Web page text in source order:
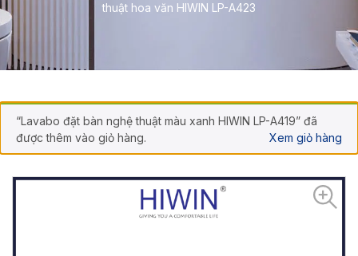
thuật hoa văn HIWIN LP-A423
“Lavabo đặt bàn nghệ thuật màu xanh HIWIN LP-A419” đã
được thêm vào giỏ hàng.
Xem giỏ hàng